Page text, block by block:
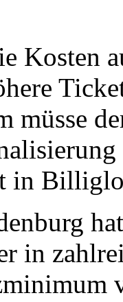
Kosten
müsse
in
in